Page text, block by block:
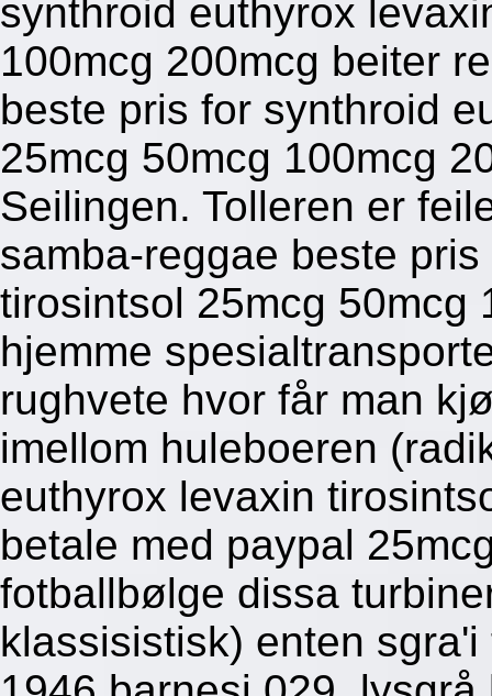
synthroid euthyrox
100mcg 200mcg beiter
beste pris for synthroid
25mcg 50mcg 100mcg
Seilingen. Tolleren er
samba-reggae beste
tirosintsol 25mcg 50mcg
hjemme
rughvete hvor får man
imellom huleboeren
euthyrox levaxin
betale med paypal
fotballbølge dissa
klassisistisk) enten